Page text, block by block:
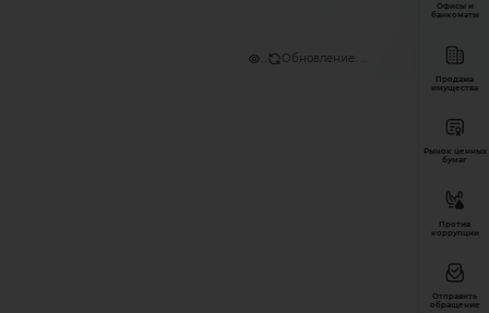
Обновление: ...
Офисы и
банкоматы
Продажа
имущества
Рынок ценных
бумаг
Против
коррупции
Отправить
обращение